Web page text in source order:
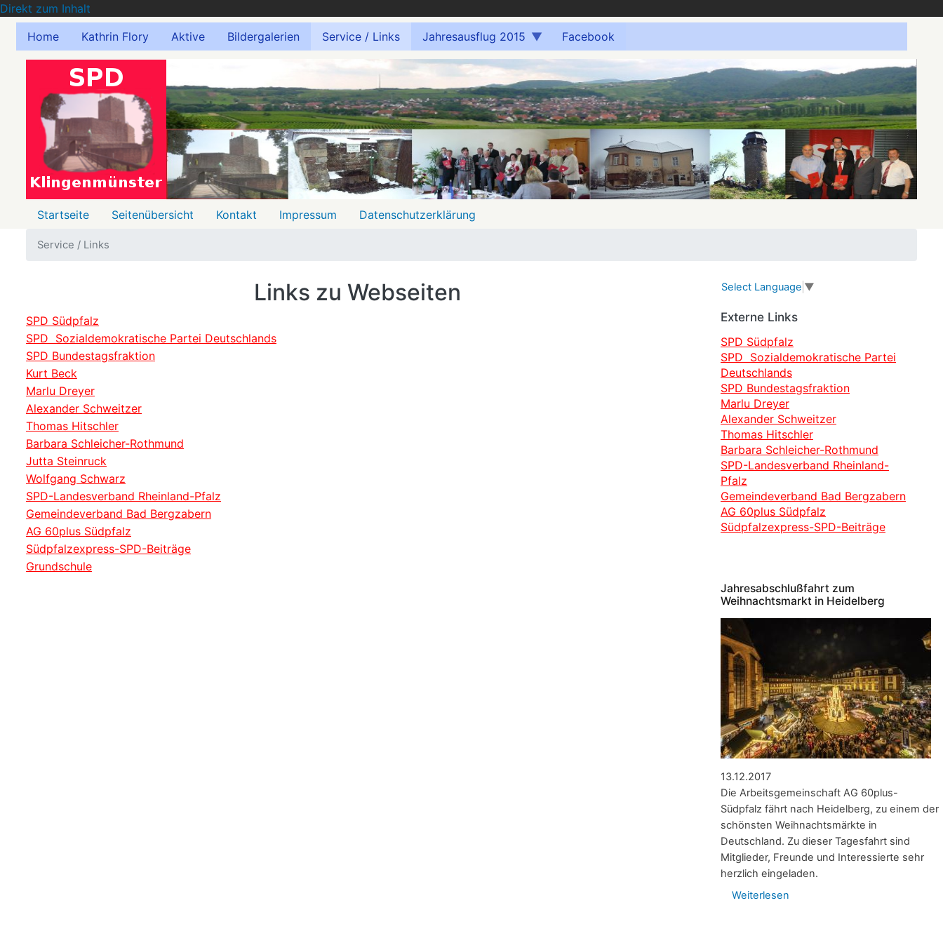
Direkt zum Inhalt
Home
Kathrin Flory Aktive Bildergalerien Service / Links Jahresausflug 2015 Facebook
Menu
Startseite Seitenübersicht Kontakt Impressum Datenschutzerklärung
Service / Links
Links zu Webseiten
SPD Südpfalz
SPD Sozialdemokratische Partei Deutschlands
SPD Bundestagsfraktion
Kurt Beck
Marlu Dreyer
Alexander Schweitzer
Thomas Hitschler
Barbara Schleicher-Rothmund
Jutta Steinruck
Wolfgang Schwarz
SPD-Landesverband Rheinland-Pfalz
Gemeindeverband Bad Bergzabern
AG 60plus Südpfalz
Südpfalzexpress-SPD-Beiträge
Grundschule
Select Language ▼
Externe Links
SPD Südpfalz
SPD Sozialdemokratische Partei
Deutschlands
SPD Bundestagsfraktion
Marlu Dreyer
Alexander Schweitzer
Thomas Hitschler
Barbara Schleicher-Rothmund
SPD-Landesverband Rheinland-
Pfalz
Gemeindeverband Bad Bergzabern
AG 60plus Südpfalz
Südpfalzexpress-SPD-Beiträge
Jahresabschlußfahrt zum
Weihnachtsmarkt in Heidelberg
13.12.2017
Die Arbeitsgemeinschaft AG 60plus-
Südpfalz fährt nach Heidelberg, zu einem der
schönsten Weihnachtsmärkte in
Deutschland. Zu dieser Tagesfahrt sind
Mitglieder, Freunde und Interessierte sehr
herzlich eingeladen.
Weiterlesen